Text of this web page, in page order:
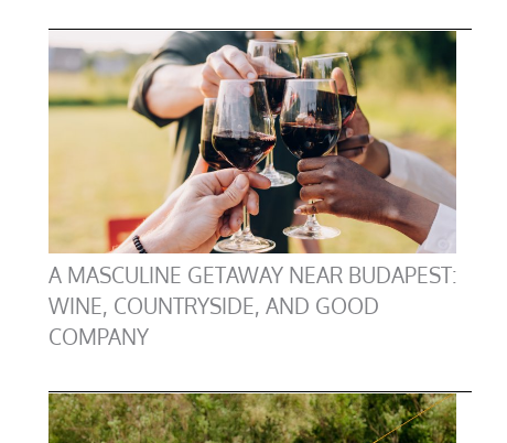
A MASCULINE GETAWAY NEAR BUDAPEST:
WINE, COUNTRYSIDE, AND GOOD
COMPANY